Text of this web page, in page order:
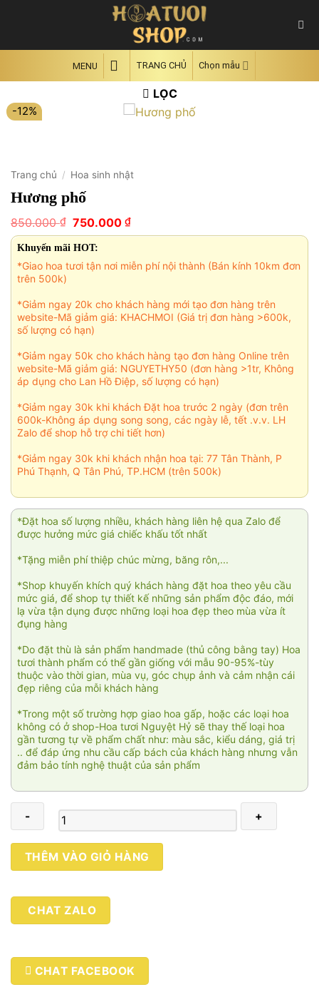
MENU TRANG CHỦ Chọn mẫu
LỌC
-12%
Trang chủ / Hoa sinh nhật
Hương phố
850.000₫ Giá
gốc
là:
850.000 ₫.
750.000 ₫Giá
hiện
750.000 ₫.
Khuyến mãi HOT:
*Giao hoa tươi tận nơi miễn phí nội thành (Bán kính 10km đơn
trên 500k)
*Giảm ngay 20k cho khách hàng mới tạo đơn hàng trên
website-Mã giảm giá: KHACHMOI (Giá trị đơn hàng >600k,
số lượng có hạn)
*Giảm ngay 50k cho khách hàng tạo đơn hàng Online trên
website-Mã giảm giá: NGUYETHY50 (đơn hàng >1tr, Không
áp dụng cho Lan Hồ Điệp, số lượng có hạn)
*Giảm ngay 30k khi khách Đặt hoa trước 2 ngày (đơn trên
600k-Không áp dụng song song, các ngày lễ, tết .v.v. LH
Zalo để shop hỗ trợ chi tiết hơn)
*Giảm ngay 30k khi khách nhận hoa tại: 77 Tân Thành, P
Phú Thạnh, Q Tân Phú, TP.HCM (trên 500k)
*Đặt hoa số lượng nhiều, khách hàng liên hệ qua Zalo để
được hưởng mức giá chiếc khấu tốt nhất
*Tặng miễn phí thiệp chúc mừng, băng rôn,...
*Shop khuyến khích quý khách hàng đặt hoa theo yêu cầu
mức giá, để shop tự thiết kế những sản phẩm độc đáo, mới
lạ vừa tận dụng được những loại hoa đẹp theo mùa vừa ít
đụng hàng
*Do đặt thù là sản phẩm handmade (thủ công bằng tay) Hoa
tươi thành phẩm có thể gần giống với mẫu 90-95%-tùy
thuộc vào thời gian, mùa vụ, góc chụp ảnh và cảm nhận cái
đẹp riêng của mỗi khách hàng
*Trong một số trường hợp giao hoa gấp, hoặc các loại hoa
không có ở shop-Hoa tươi Nguyệt Hỷ sẽ thay thế loại hoa
gần tương tự về phẩm chất như: màu sắc, kiểu dáng, giá trị
.. để đáp ứng nhu cầu cấp bách của khách hàng nhưng vẫn
đảm bảo tính nghệ thuật của sản phẩm
Hương
phố
lượng
THÊM VÀO GIỎ HÀNG
CHAT ZALO
CHAT FACEBOOK